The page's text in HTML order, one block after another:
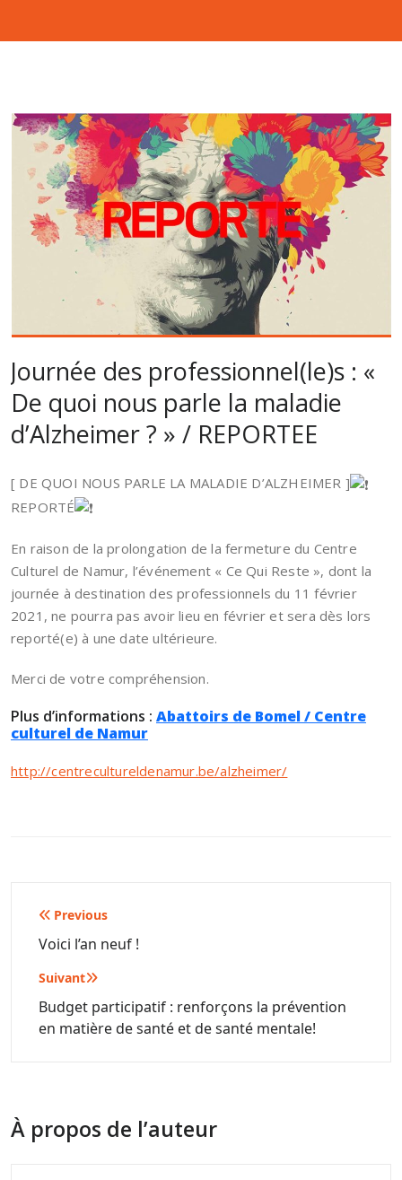
Journée des professionnel(le)s : «
De quoi nous parle la maladie
d’Alzheimer ? » / REPORTEE
[ DE QUOI NOUS PARLE LA MALADIE D’ALZHEIMER ]
REPORTÉ
En raison de la prolongation de la fermeture du Centre
Culturel de Namur, l’événement « Ce Qui Reste », dont la
journée à destination des professionnels du 11 février
2021, ne pourra pas avoir lieu en février et sera dès lors
reporté(e) à une date ultérieure.
Merci de votre compréhension.
Plus d’informations : Abattoirs de Bomel / Centre
culturel de Namur
http://centrecultureldenamur.be/alzheimer/
Navigation
de
l’article
Previous
Voici l’an neuf !
Suivant
Budget participatif : renforçons la prévention
en matière de santé et de santé mentale!
À propos de l’auteur